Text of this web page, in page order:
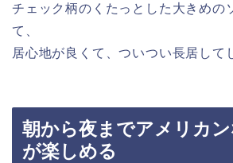
チェック柄のくたっとした大きめの
て、
居心地が良くて、ついつい長居して
朝から夜までアメリカ
が楽しめる